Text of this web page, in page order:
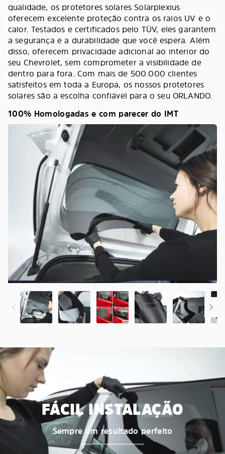
qualidade, os protetores solares Solarplexius
oferecem excelente proteção contra os raios UV e o
calor. Testados e certificados pelo TÜV, eles garantem
a segurança e a durabilidade que você espera. Além
disso, oferecem privacidade adicional ao interior do
seu Chevrolet, sem comprometer a visibilidade de
dentro para fora. Com mais de 500.000 clientes
satisfeitos em toda a Europa, os nossos protetores
solares são a escolha confiável para o seu ORLANDO.
100% Homologadas e com parecer do IMT
FÁCIL INSTALAÇÃO
Sempre um resultado perfeito